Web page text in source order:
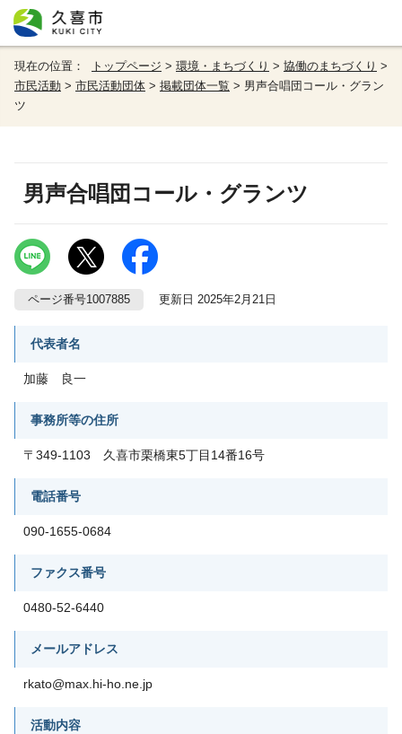
現在の位置： トップページ > 環境・まちづくり > 協働のまちづくり >
市民活動 > 市民活動団体 > 掲載団体一覧 > 男声合唱団コール・グラン
ツ
男声合唱団コール・グランツ
ページ番号1007885 更新日 2025年2月21日
代表者名
加藤 良一
事務所等の住所
〒349-1103 久喜市栗橋東5丁目14番16号
電話番号
090-1655-0684
ファクス番号
0480-52-6440
メールアドレス
rkato@max.hi-ho.ne.jp
活動内容